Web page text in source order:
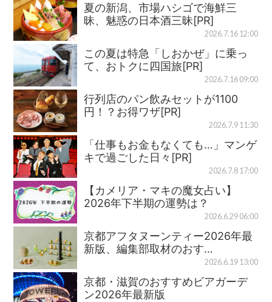
夏の新潟、市場ハシゴで海鮮三
昧、魅惑の日本酒三昧[PR]
2026.7.16 12:00
この夏は特急「しおかぜ」に乗っ
て、おトクに四国旅[PR]
2026.7.16 09:00
行列店のパン飲みセットが1100
円！？お得ワザ[PR]
2026.7.9 11:30
「仕事もお金もなくても…」マンゲ
キで過ごした日々[PR]
2026.7.8 17:00
【カメリア・マキの魔女占い】
2026年下半期の運勢は？
2026.6.29 06:00
京都アフタヌーンティー2026年最
新版、編集部取材のおす…
2026.6.19 13:00
京都・滋賀のおすすめビアガーデ
ン2026年最新版